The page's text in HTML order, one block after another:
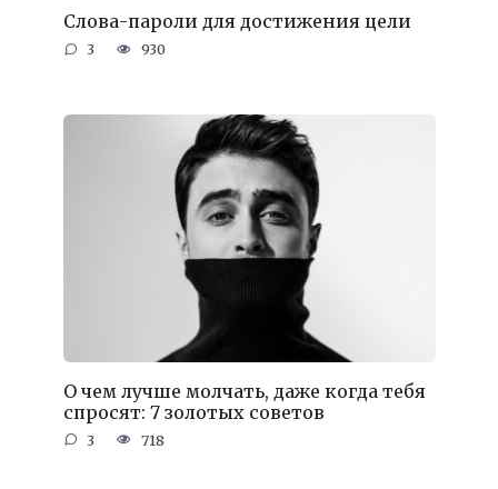
Слова-пароли для достижения цели
3 930
О чем лучше молчать, даже когда тебя
спросят: 7 золотых советов
3 718